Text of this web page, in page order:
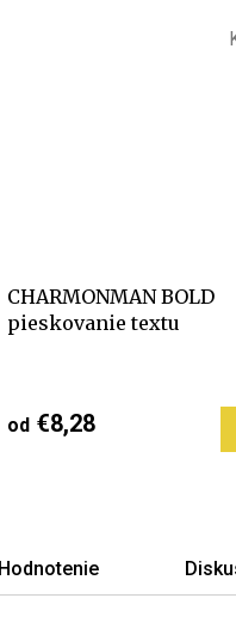
CHARMONMAN BOLD
pieskovanie textu
produktu
hviezdičiek.
od€8,28
Hodnotenie